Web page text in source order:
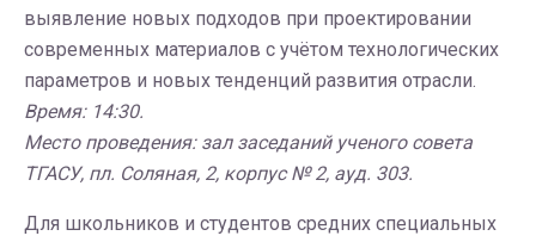
выявление новых подходов при проектировании
современных материалов с учётом технологических
параметров и новых тенденций развития отрасли.
Время: 14:30.
Место проведения: зал заседаний ученого совета
ТГАСУ, пл. Соляная, 2, корпус № 2, ауд. 303.
Для школьников и студентов средних специальных